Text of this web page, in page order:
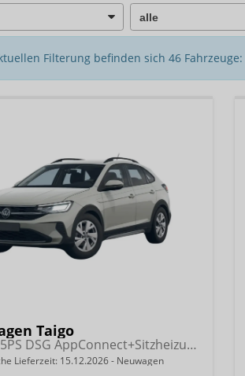
Filterung befinden sich 46Fahrzeuge:
Taigo
Trend 115PS DSG AppConnect+Sitzheizung+PDC+Alu16+LED+DAB+FrontAssist
Lieferzeit: 15.12.2026 Neuwagen